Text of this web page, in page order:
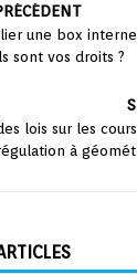
une box
sont vos droits ?
lois sur les
à